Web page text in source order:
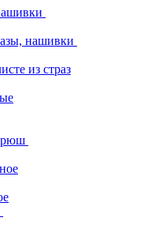
нашивки
из страз
рюш